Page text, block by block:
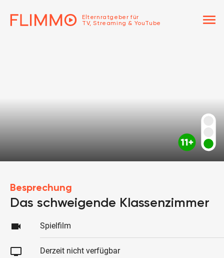
Elternratgeber für
TV, Streaming & YouTube
menu
Besprechung
Das schweigende Klassenzimmer
videocam Spielfilm
tv Derzeit nicht verfügbar